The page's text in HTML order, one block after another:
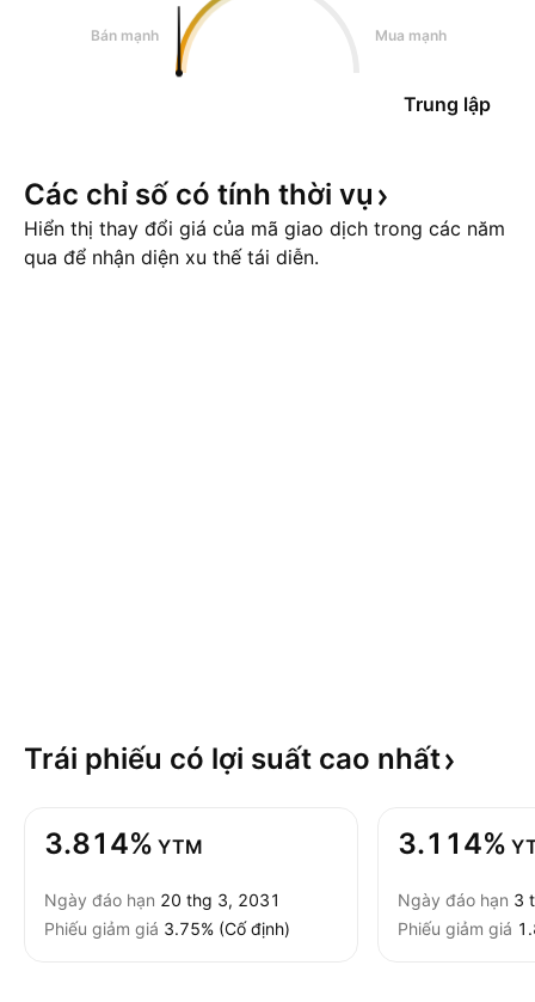
Bán mạnh Mua mạnh
Trung lập
Các chỉ số có tính thời vụ
Hiển thị thay đổi giá của mã giao dịch trong các năm
qua để nhận diện xu thế tái diễn.
Trái phiếu có lợi suất cao nhất
3.814% YTM
Ngày đáo hạn 20 thg 3, 2031
Phiếu giảm giá 3.75% (Cố định)
3.114%
Ngày đáo hạn 3
Phiếu giảm giá